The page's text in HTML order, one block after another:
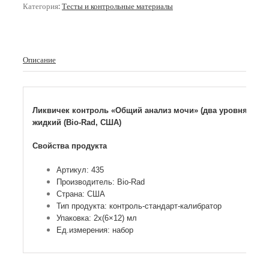
Категория:Тесты и контрольные материалы
Описание
Ликвичек контроль «Общий анализ мочи» (два уровня),
жидкий (Bio-Rad, США)
Свойства продукта
Артикул: 435
Производитель: Bio-Rad
Страна: США
Тип продукта: контроль-стандарт-калибратор
Упаковка: 2х(6×12) мл
Ед.измерения: набор